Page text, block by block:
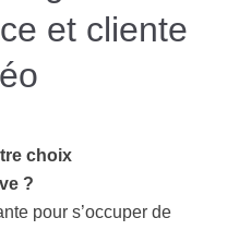
et cliente
choix
?
pour s’occuper de